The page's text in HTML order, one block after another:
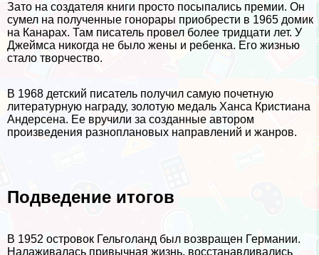
Зато на создателя книги просто посыпались премии. Он
сумел на полученные гонорары приобрести в 1965 домик
на Канарах. Там писатель провел более тридцати лет. У
Джеймса никогда не было жены и ребенка. Его жизнью
стало творчество.
В 1968 детский писатель получил самую почетную
литературную награду, золотую медаль Ханса Кристиана
Андерсена. Ее вручили за созданные автором
произведения разноплановых направлений и жанров.
Подведение итогов
В 1952 островок Гельголанд был возвращен Германии.
Налаживалась привычная жизнь, восстанавливались